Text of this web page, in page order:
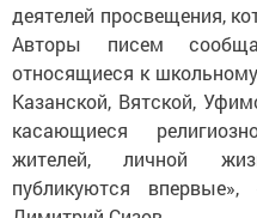
деятелей просвещения,
Авторы писем
относящиеся к
Казанской, Вятской,
касающиеся
жителей, личной
публикуются